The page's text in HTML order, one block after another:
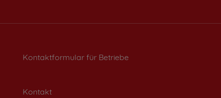
Kontaktformular für Betriebe
Kontakt